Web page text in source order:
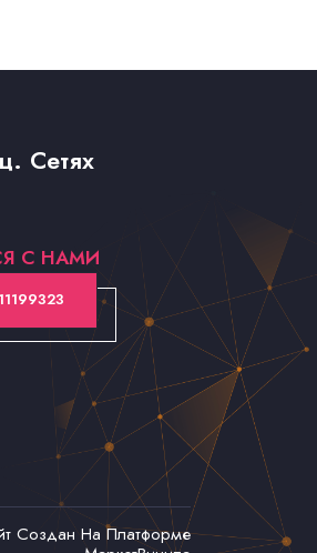
Сетях
С НАМИ
Создан На Платформе